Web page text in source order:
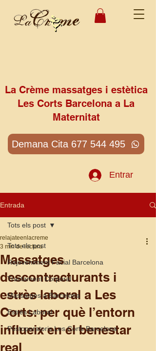
La Crème massatges i estètica
Les Corts Barcelona a La
Maternitat
Demana Cita 677 544 495
Entrar
Entrada
Tots els post
Rejoveniment Facial Barcelona
Tractament Corporal
Massatges a Barcelona
Estrès Laboral
Postoperatoris Les Corts Barcelona
Tots els post
Massatges
descontracturants i
estrès laboral a Les
Corts: per què l’entorn
influeix en el benestar
real
relajateenlacreme
3 min de lectura